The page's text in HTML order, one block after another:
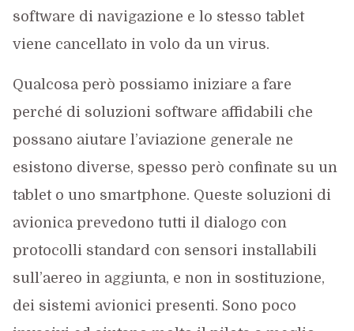
software di navigazione e lo stesso tablet
viene cancellato in volo da un virus.
Qualcosa però possiamo iniziare a fare
perché di soluzioni software affidabili che
possano aiutare l’aviazione generale ne
esistono diverse, spesso però confinate su un
tablet o uno smartphone. Queste soluzioni di
avionica prevedono tutti il dialogo con
protocolli standard con sensori installabili
sull’aereo in aggiunta, e non in sostituzione,
dei sistemi avionici presenti. Sono poco